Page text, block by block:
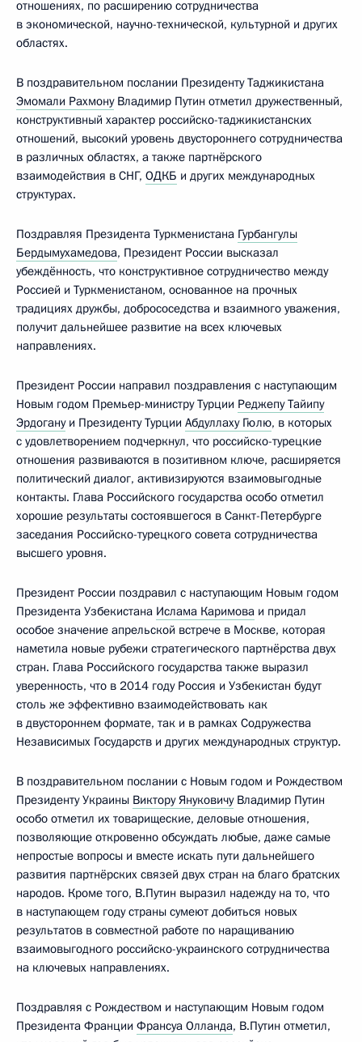
отношениях, по расширению сотрудничества
в экономической, научно-технической, культурной и других
областях.
В поздравительном послании Президенту Таджикистана
Эмомали РахмонуВладимир Путин отметил дружественный,
конструктивный характер российско-таджикистанских
отношений, высокий уровень двустороннего сотрудничества
в различных областях, а также партнёрского
взаимодействия в СНГ, ОДКБ и других международных
структурах.
Поздравляя Президента Туркменистана Гурбангулы
Бердымухамедова, Президент России высказал
убеждённость, что конструктивное сотрудничество между
Россией и Туркменистаном, основанное на прочных
традициях дружбы, добрососедства и взаимного уважения,
получит дальнейшее развитие на всех ключевых
направлениях.
Президент России направил поздравления с наступающим
Новым годом Премьер-министру Турции Реджепу Тайипу
Эрдогануи Президенту Турции Абдуллаху Гюлю, в которых
с удовлетворением подчеркнул, что российско-турецкие
отношения развиваются в позитивном ключе, расширяется
политический диалог, активизируются взаимовыгодные
контакты. Глава Российского государства особо отметил
хорошие результаты состоявшегося в Санкт-Петербурге
заседания Российско-турецкого совета сотрудничества
высшего уровня.
Президент России поздравил с наступающим Новым годом
Президента Узбекистана Ислама Каримова и придал
особое значение апрельской встрече в Москве, которая
наметила новые рубежи стратегического партнёрства двух
стран. Глава Российского государства также выразил
уверенность, что в 2014 году Россия и Узбекистан будут
столь же эффективно взаимодействовать как
в двустороннем формате, так и в рамках Содружества
Независимых Государств и других международных структур.
В поздравительном послании с Новым годом и Рождеством
Президенту Украины Виктору ЯнуковичуВладимир Путин
особо отметил их товарищеские, деловые отношения,
позволяющие откровенно обсуждать любые, даже самые
непростые вопросы и вместе искать пути дальнейшего
развития партнёрских связей двух стран на благо братских
народов. Кроме того, В.Путин выразил надежду на то, что
в наступающем году страны сумеют добиться новых
результатов в совместной работе по наращиванию
взаимовыгодного российско-украинского сотрудничества
на ключевых направлениях.
Поздравляя с Рождеством и наступающим Новым годом
Президента Франции Франсуа Олланда, В.Путин отметил,